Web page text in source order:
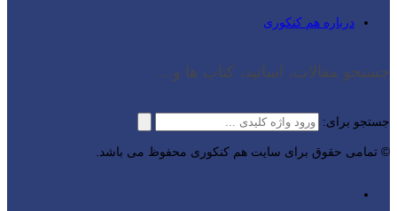
درباره هم کنکوری
جستجو مقالات، اساتید، کتاب ها و…
جستجو برای:
© تمامی حقوق برای سایت هم کنکوری محفوظ می باشد.